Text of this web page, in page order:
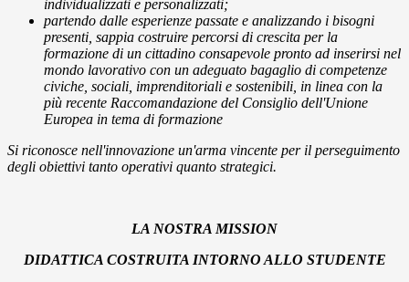
individualizzati e personalizzati;
partendo dalle esperienze passate e analizzando i bisogni
presenti, sappia costruire percorsi di crescita per la
formazione di un cittadino consapevole pronto ad inserirsi nel
mondo lavorativo con un adeguato bagaglio di competenze
civiche, sociali, imprenditoriali e sostenibili, in linea con la
più recente Raccomandazione del Consiglio dell'Unione
Europea in tema di formazione
Si riconosce nell'innovazione un'arma vincente per il perseguimento
degli obiettivi tanto operativi quanto strategici.
LA NOSTRA MISSION
DIDATTICA COSTRUITA INTORNO ALLO STUDENTE